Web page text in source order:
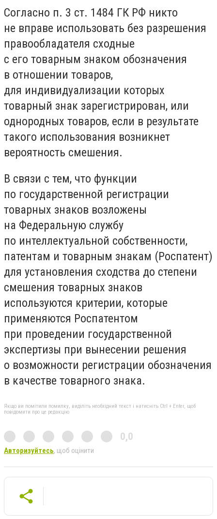
Согласно п. 3 ст. 1484 ГК РФ никто
не вправе использовать без разрешения
правообладателя сходные
с его товарным знаком обозначения
в отношении товаров,
для индивидуализации которых
товарный знак зарегистрирован, или
однородных товаров, если в результате
такого использования возникнет
вероятность смешения.
В связи с тем, что функции
по государственной регистрации
товарных знаков возложены
на Федеральную службу
по интеллектуальной собственности,
патентам и товарным знакам (Роспатент)
для установления сходства до степени
смешения товарных знаков
используются критерии, которые
применяются Роспатентом
при проведении государственной
экспертизы при вынесении решения
о возможности регистрации обозначения
в качестве товарного знака.
Якщо ви помітили помилку, виділіть необхідний текст і натисніть Ctrl + Enter, щоб
повідомити про це редакцію
0,0
Авторизуйтесь, щоб оцінити